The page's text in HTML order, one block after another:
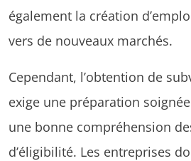
également la création
vers de nouveaux marchés.
Cependant, l’obtention de
exige une préparation
une bonne compréhension
d’éligibilité. Les entreprises